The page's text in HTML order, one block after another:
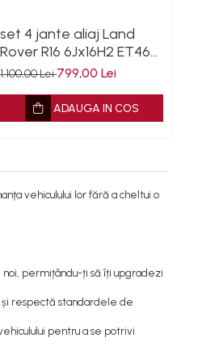
set 4 jante aliaj Land
Rover R16 6Jx16H2 ET46
5x114.3 64.1 second cu
1.100,00 Lei799,00 Lei
ADAUGA IN COS
vehiculului lor fără a cheltui o
permițându-ți să îți upgradezi
și respectă standardele de
pentru a se potrivi